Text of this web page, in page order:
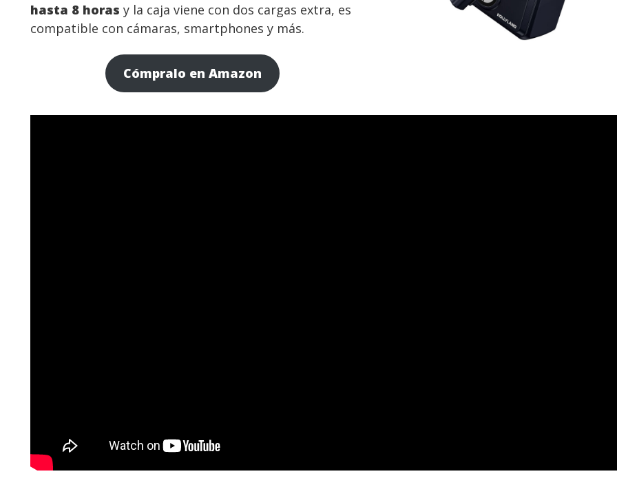
hasta 8 horas y la caja viene con dos cargas extra, es
compatible con cámaras, smartphones y más.
Cómpralo en Amazon